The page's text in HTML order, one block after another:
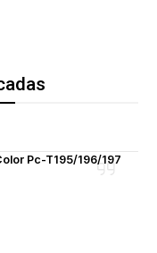
Pc-T195/196/197